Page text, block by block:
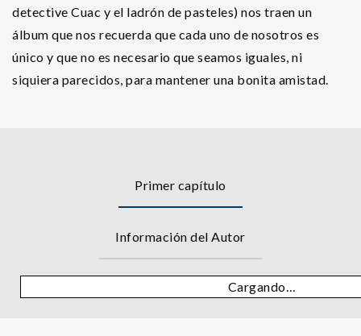
detective Cuac y el ladrón de pasteles) nos traen un
álbum que nos recuerda que cada uno de nosotros es
único y que no es necesario que seamos iguales, ni
siquiera parecidos, para mantener una bonita amistad.
Primer capítulo
Información del Autor
Cargando…